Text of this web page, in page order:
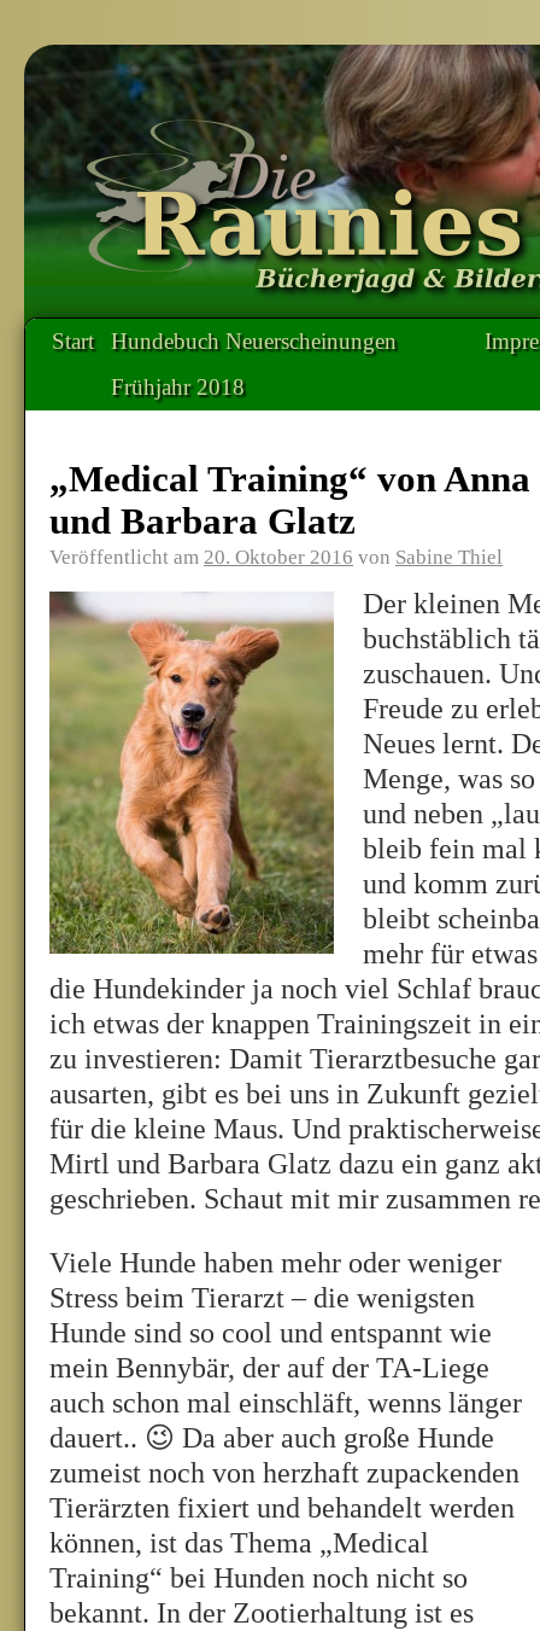
Start
Hundebuch Neuerscheinungen
Frühjahr 2018
„Medical Training“ von
und Barbara Glatz
Veröffentlicht am 20. Oktober 2016 von Sabine Thiel
Der kleinen
buchstäblich
zuschauen.
Freude zu
Neues lernt.
Menge, was
und neben
bleib fein mal
und komm
bleibt
mehr für
die Hundekinder ja noch viel Schlaf
ich etwas der knappen Trainingszeit in
zu investieren: Damit Tierarztbesuche
ausarten, gibt es bei uns in Zukunft
für die kleine Maus. Und
Mirtl und Barbara Glatz dazu ein ganz
geschrieben. Schaut mit mir zusammen
Viele Hunde haben mehr oder weniger
Stress beim Tierarzt – die wenigsten
Hunde sind so cool und entspannt wie
mein Bennybär, der auf der TA-Liege
auch schon mal einschläft, wenns länger
dauert.. 😉 Da aber auch große Hunde
zumeist noch von herzhaft zupackenden
Tierärzten fixiert und behandelt werden
können, ist das Thema „Medical
Training“ bei Hunden noch nicht so
bekannt. In der Zootierhaltung ist es